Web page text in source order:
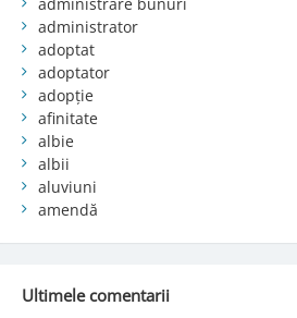
administrator
adoptat
adoptator
adopție
afinitate
albie
albii
aluviuni
amendă
Ultimele comentarii